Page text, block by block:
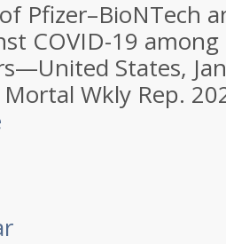
Pfizer–BioNTech
COVID-19
States,
Wkly Rep.